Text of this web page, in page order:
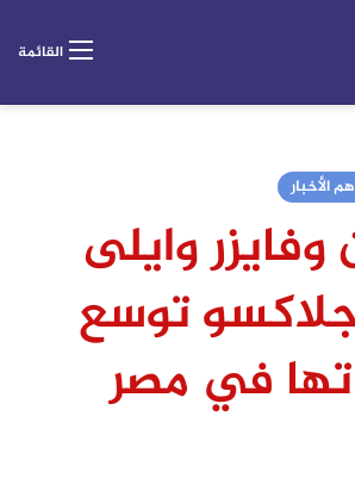
القائمة
الأخبار
وايلى
توسع
في مصر